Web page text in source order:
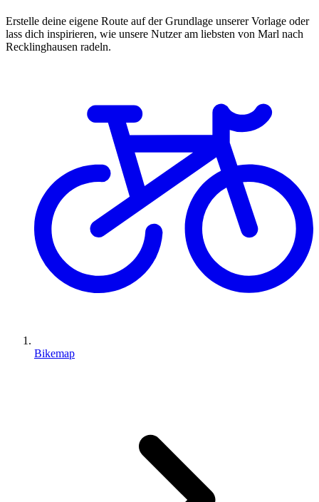
Erstelle deine eigene Route auf der Grundlage unserer Vorlage oder
lass dich inspirieren, wie unsere Nutzer am liebsten von Marl nach
Recklinghausen radeln.
Bikemap